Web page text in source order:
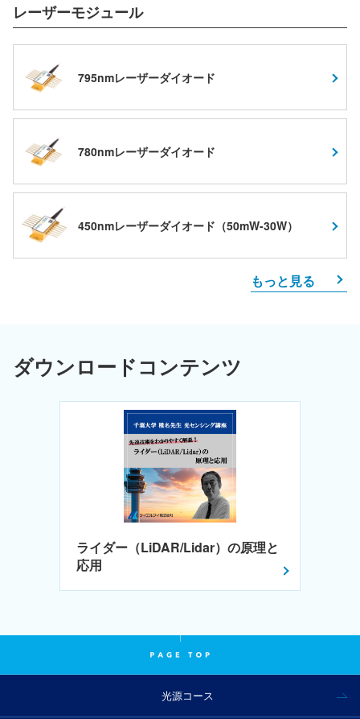
レーザーモジュール
795nmレーザーダイオード
780nmレーザーダイオード
450nmレーザーダイオード（50mW-30W）
もっと見る
ダウンロードコンテンツ
ライダー（LiDAR/Lidar）の原理と
応用
光源コース